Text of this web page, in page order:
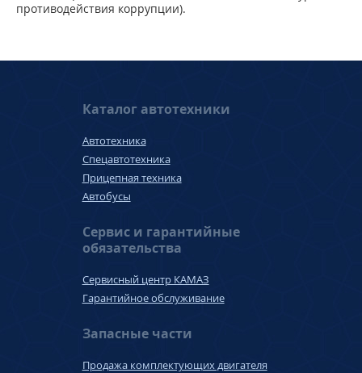
противодействия коррупции).
Каталог автотехники
Автотехника
Спецавтотехника
Прицепная техника
Автобусы
Сервис и гарантийные
обязательства
Сервисный центр КАМАЗ
Гарантийное обслуживание
Запасные части
Продажа комплектующих двигателя